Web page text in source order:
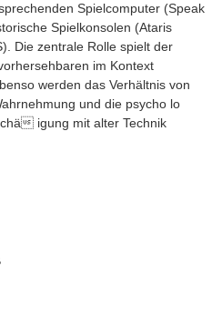
Spielcomputer (Speak
Spielkonsolen (Ataris
Die zentrale Rolle spielt der
im Kontext
werden das Verhältnis von
und die psycho lo
igung mit alter Technik